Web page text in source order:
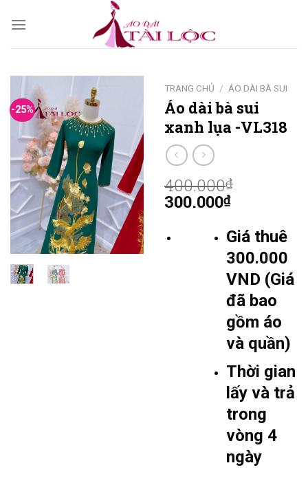
-25%
TRANG CHỦ / ÁO DÀI BÀ SUI
Áo dài bà sui
xanh lụa -VL318
400.000₫
300.000₫
Giá thuê
300.000
VND (Giá
đã bao
gồm áo
và quần)
Thời gian
lấy và trả
trong
vòng 4
ngày